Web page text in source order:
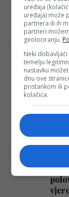
su
uređaja
uređaja) može
partnera ili ih
partneri
geolociranju.
Neki
temelju
nastavku
dnu ove
pristankom ili
kolačića.